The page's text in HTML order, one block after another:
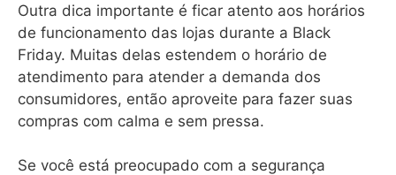
Outra dica importante é ficar atento aos horários
de funcionamento das lojas durante a Black
Friday. Muitas delas estendem o horário de
atendimento para atender a demanda dos
consumidores, então aproveite para fazer suas
compras com calma e sem pressa.
Se você está preocupado com a segurança